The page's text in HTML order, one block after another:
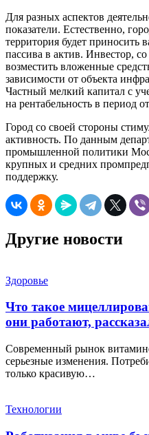
Для разных аспектов
показатели. Естественно,
территория будет приносить
пассива в актив. Инвестор,
возместить вложенные
зависимости от объекта
Частный мелкий капитал с
на рентабельность в период
Город со своей стороны
активность. По данным
промышленной политики
крупных и средних
поддержку.
Другие новости
Здоровье
Что такое
они работают,
Современный рынок
серьезные изменения.
только красивую…
Технологии